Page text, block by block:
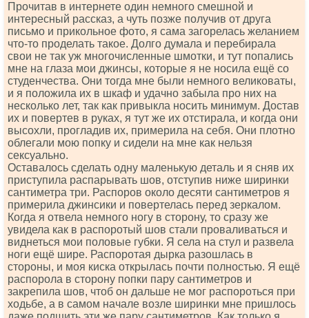
Прочитав в интернете один немного смешной и
интересный рассказ, а чуть позже получив от друга
письмо и прикольное фото, я сама загорелась желанием
что-то проделать такое. Долго думала и перебирала
свои не так уж многочисленные шмотки, и тут попались
мне на глаза мои джинсы, которые я не носила ещё со
студенчества. Они тогда мне были немного великоваты,
и я положила их в шкаф и удачно забыла про них на
несколько лет, так как привыкла носить минимум. Достав
их и повертев в руках, я тут же их отстирала, и когда они
высохли, прогладив их, примерила на себя. Они плотно
облегали мою попку и сидели на мне как нельзя
сексуально.
Оставалось сделать одну маленькую деталь и я сняв их
приступила распарывать шов, отступив ниже ширинки
сантиметра три. Распоров около десяти сантиметров я
примерила джинсики и повертелась перед зеркалом.
Когда я отвела немного ногу в сторону, то сразу же
увидела как в распоротый шов стали проваливаться и
виднеться мои половые губки. Я села на стул и развела
ноги ещё шире. Распоротая дырка разошлась в
стороны, и моя киска открылась почти полностью. Я ещё
распорола в сторону попки пару сантиметров и
закрепила шов, чтоб он дальше не мог распороться при
ходьбе, а в самом начале возле ширинки мне пришлось